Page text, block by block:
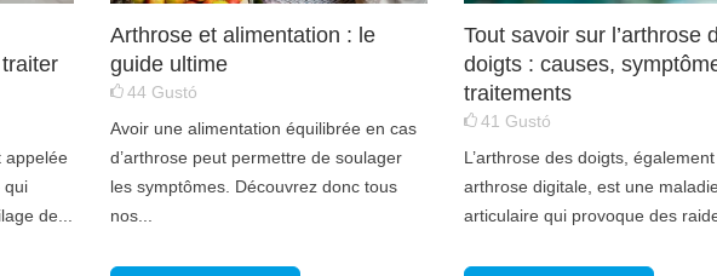
appelée
qui
de...
Arthrose et alimentation : le
guide ultime
44 Gustó
Avoir une alimentation équilibrée en cas
d’arthrose peut permettre de soulager
les symptômes. Découvrez donc tous
nos...
Tout savoir sur l’arthrose
doigts : causes,
traitements
41 Gustó
L’arthrose des doigts,
arthrose digitale, est une maladie
articulaire qui provoque des